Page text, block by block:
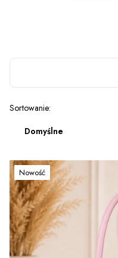
Lista produktów
Sortowanie:
Domyślne
Nowość